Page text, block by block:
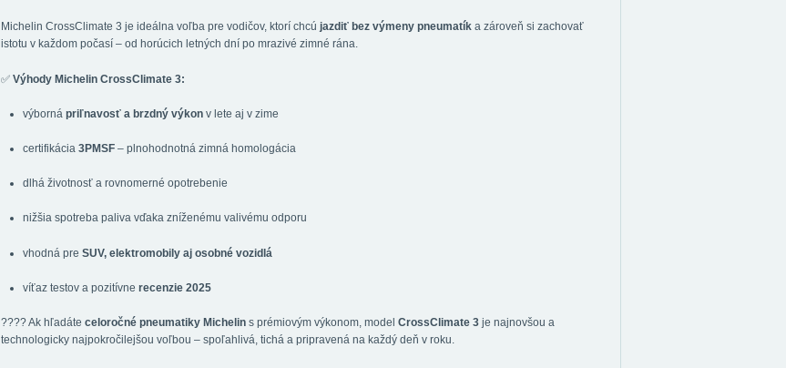
Michelin CrossClimate 3 je ideálna voľba pre vodičov, ktorí chcú jazdiť bez výmeny pneumatík a zároveň si zachovať
istotu v každom počasí – od horúcich letných dní po mrazivé zimné rána.
✅ Výhody Michelin CrossClimate 3:
výborná priľnavosť a brzdný výkon v lete aj v zime
certifikácia 3PMSF – plnohodnotná zimná homologácia
dlhá životnosť a rovnomerné opotrebenie
nižšia spotreba paliva vďaka zníženému valivému odporu
vhodná pre SUV, elektromobily aj osobné vozidlá
víťaz testov a pozitívne recenzie 2025
???? Ak hľadáte celoročné pneumatiky Michelin s prémiovým výkonom, model CrossClimate 3 je najnovšou a
technologicky najpokročilejšou voľbou – spoľahlivá, tichá a pripravená na každý deň v roku.